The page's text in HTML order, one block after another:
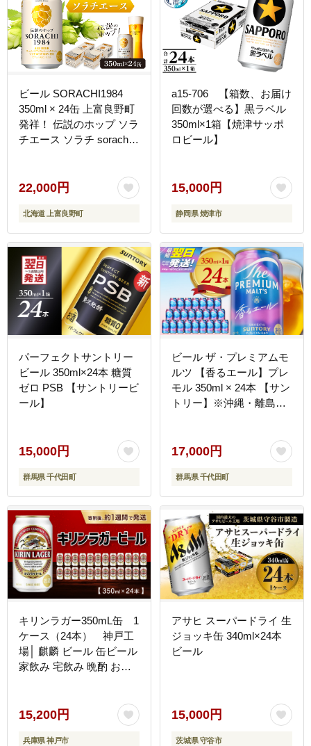
ビール SORACHI1984
350ml × 24缶 上富良野町
発祥！ 伝説のホップ ソラ
チエース ソラチ sorachi
酒 酒 アルコール (有)リカ
ーショップかまだ 北海道
上富良野町
22,000円
北海道 上富良野町
a15-706 【箱数、お届け
回数が選べる】黒ラベル
350ml×1箱【焼津サッポ
ロビール】
15,000円
静岡県 焼津市
パーフェクトサントリー
ビール 350ml×24本 糖質
ゼロ PSB 【サントリービ
ール】
15,000円
群馬県 千代田町
ビール ザ・プレミアムモ
ルツ 【香るエール】プレ
モル 350ml × 24本 【サン
トリー】※沖縄・離島地
17,000円
群馬県 千代田町
キリンラガー350mL缶 1
ケース（24本） 神戸工
場│ 麒麟 ビール 缶ビール
家飲み 宅飲み 晩酌 お酒
15,200円
兵庫県 神戸市
アサヒ スーパードライ 生
ジョッキ缶 340ml×24本
ビール
15,000円
茨城県 守谷市